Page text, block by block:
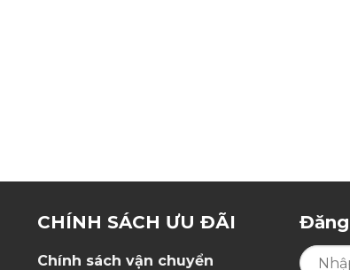
CHÍNH SÁCH ƯU ĐÃI
Chính sách vận chuyển